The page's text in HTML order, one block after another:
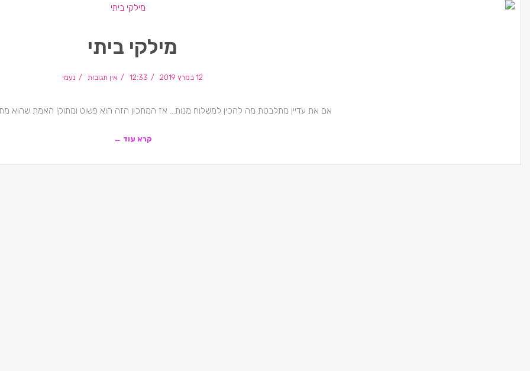
מילקי ביתי
12 במרץ 2019 12:33 אין תגובות נעמי
אם את עדיין מתלבטת מה להכין למשלוח מנות… אז המתכון הזה הוא פשוט ומתוק! האמת שהוא
קרא עוד ←